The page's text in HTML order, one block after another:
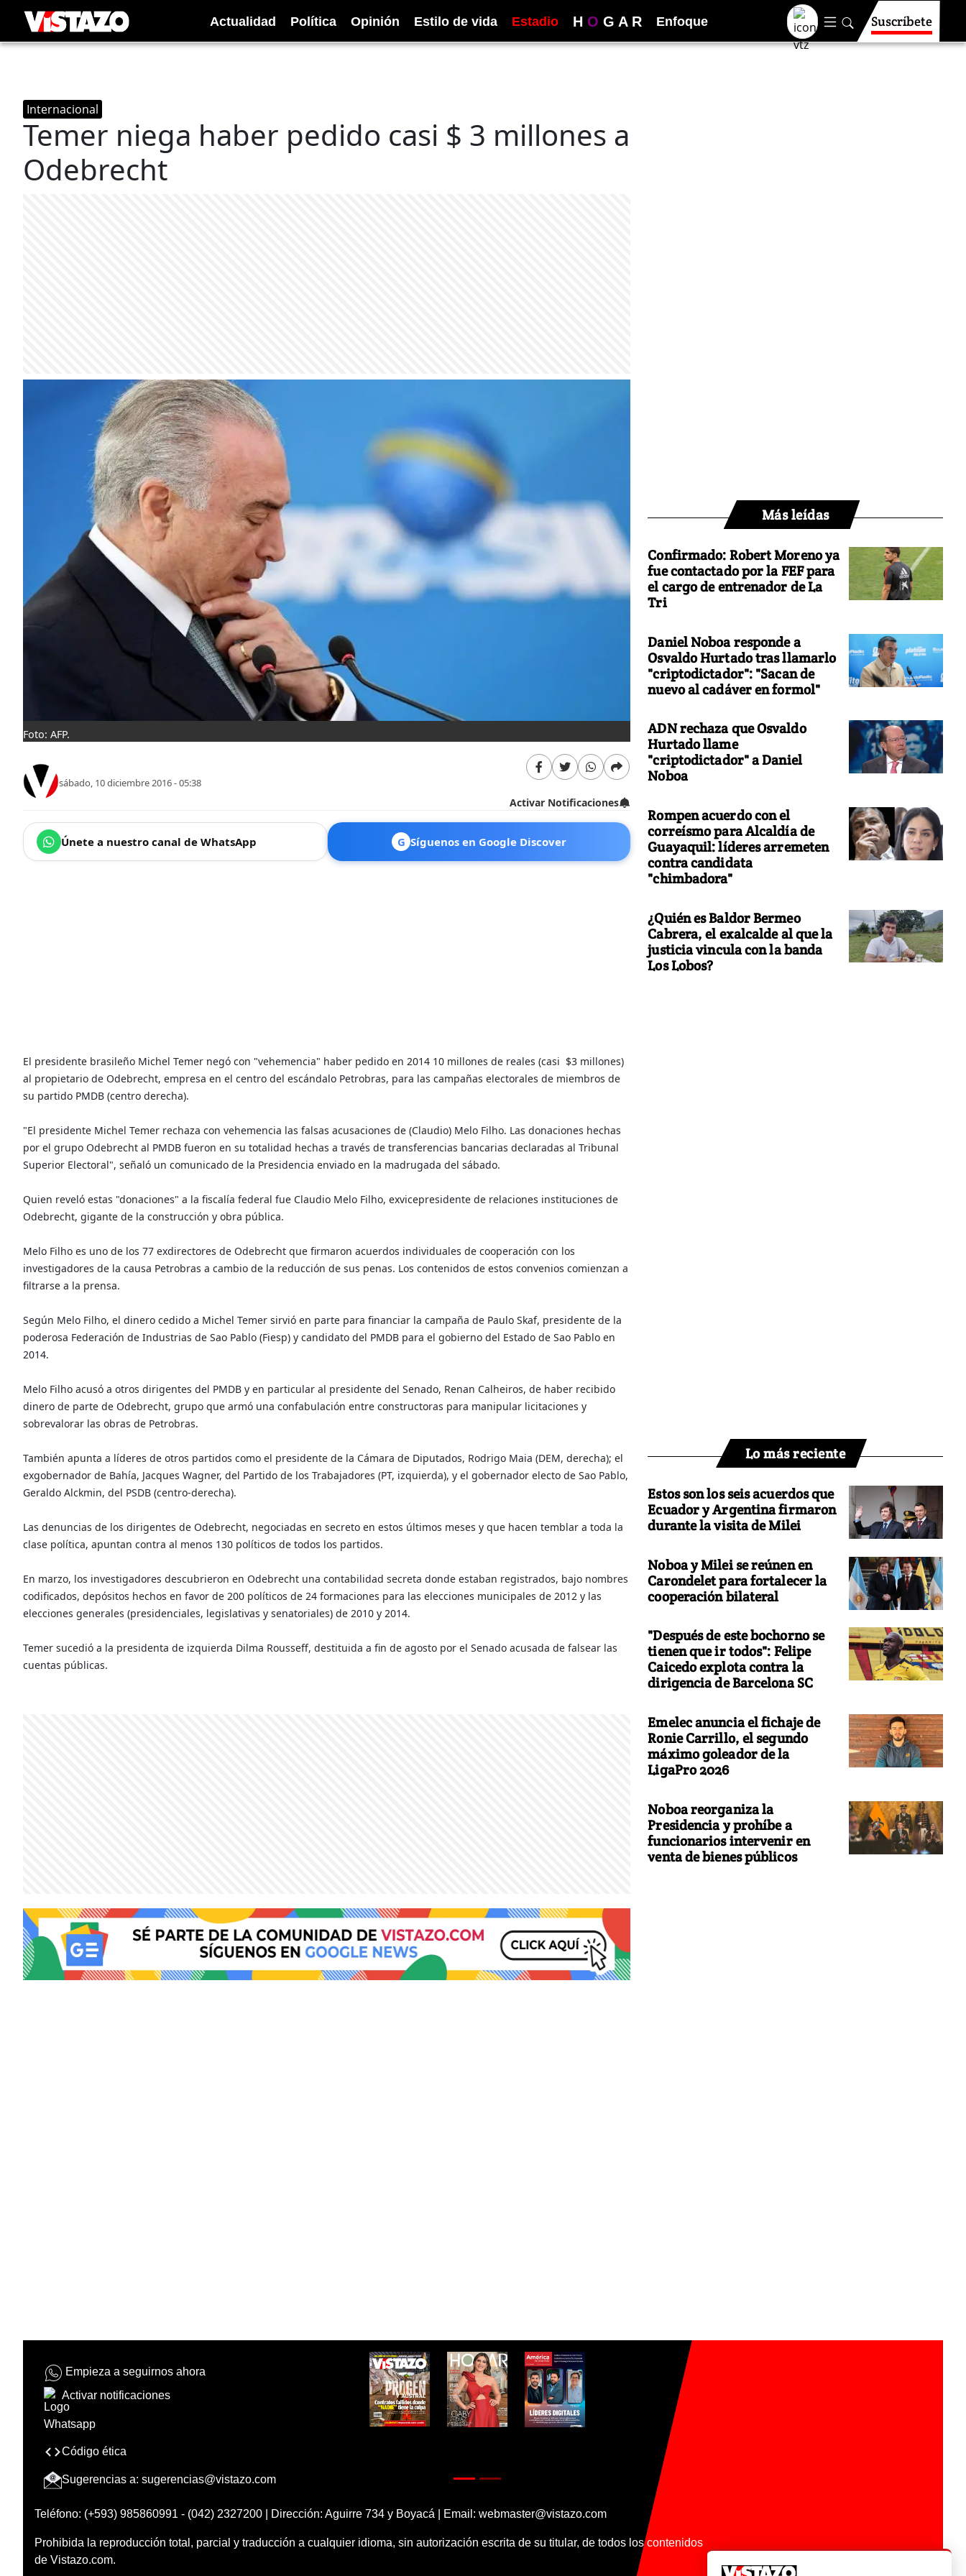
Actualidad Política Opinión Estilo de vida Estadio H O G A R Enfoque Suscríbete
Internacional
Temer niega haber pedido casi $ 3 millones a
Odebrecht
Foto: AFP.
sábado, 10 diciembre 2016 - 05:38
Activar Notificaciones
Únete a nuestro canal de WhatsApp G Síguenos en Google Discover
El presidente brasileño Michel Temer negó con "vehemencia" haber pedido en 2014 10 millones de reales (casi $3 millones)
al propietario de Odebrecht, empresa en el centro del escándalo Petrobras, para las campañas electorales de miembros de
su partido PMDB (centro derecha).
"El presidente Michel Temer rechaza con vehemencia las falsas acusaciones de (Claudio) Melo Filho. Las donaciones hechas
por el grupo Odebrecht al PMDB fueron en su totalidad hechas a través de transferencias bancarias declaradas al Tribunal
Superior Electoral", señaló un comunicado de la Presidencia enviado en la madrugada del sábado.
Quien reveló estas "donaciones" a la fiscalía federal fue Claudio Melo Filho, exvicepresidente de relaciones instituciones de
Odebrecht, gigante de la construcción y obra pública.
Melo Filho es uno de los 77 exdirectores de Odebrecht que firmaron acuerdos individuales de cooperación con los
investigadores de la causa Petrobras a cambio de la reducción de sus penas. Los contenidos de estos convenios comienzan a
filtrarse a la prensa.
Según Melo Filho, el dinero cedido a Michel Temer sirvió en parte para financiar la campaña de Paulo Skaf, presidente de la
poderosa Federación de Industrias de Sao Pablo (Fiesp) y candidato del PMDB para el gobierno del Estado de Sao Pablo en
2014.
Melo Filho acusó a otros dirigentes del PMDB y en particular al presidente del Senado, Renan Calheiros, de haber recibido
dinero de parte de Odebrecht, grupo que armó una confabulación entre constructoras para manipular licitaciones y
sobrevalorar las obras de Petrobras.
También apunta a líderes de otros partidos como el presidente de la Cámara de Diputados, Rodrigo Maia (DEM, derecha); el
exgobernador de Bahía, Jacques Wagner, del Partido de los Trabajadores (PT, izquierda), y el gobernador electo de Sao Pablo,
Geraldo Alckmin, del PSDB (centro-derecha).
Las denuncias de los dirigentes de Odebrecht, negociadas en secreto en estos últimos meses y que hacen temblar a toda la
clase política, apuntan contra al menos 130 políticos de todos los partidos.
En marzo, los investigadores descubrieron en Odebrecht una contabilidad secreta donde estaban registrados, bajo nombres
codificados, depósitos hechos en favor de 200 políticos de 24 formaciones para las elecciones municipales de 2012 y las
elecciones generales (presidenciales, legislativas y senatoriales) de 2010 y 2014.
Temer sucedió a la presidenta de izquierda Dilma Rousseff, destituida a fin de agosto por el Senado acusada de falsear las
cuentas públicas.
Más leídas
Confirmado: Robert Moreno ya
fue contactado por la FEF para
el cargo de entrenador de La
Tri
Daniel Noboa responde a
Osvaldo Hurtado tras llamarlo
"criptodictador": "Sacan de
nuevo al cadáver en formol"
ADN rechaza que Osvaldo
Hurtado llame
"criptodictador" a Daniel
Noboa
Rompen acuerdo con el
correísmo para Alcaldía de
Guayaquil: líderes arremeten
contra candidata
"chimbadora"
¿Quién es Baldor Bermeo
Cabrera, el exalcalde al que la
justicia vincula con la banda
Los Lobos?
Lo más reciente
Estos son los seis acuerdos que
Ecuador y Argentina firmaron
durante la visita de Milei
Noboa y Milei se reúnen en
Carondelet para fortalecer la
cooperación bilateral
"Después de este bochorno se
tienen que ir todos": Felipe
Caicedo explota contra la
dirigencia de Barcelona SC
Emelec anuncia el fichaje de
Ronie Carrillo, el segundo
máximo goleador de la
LigaPro 2026
Noboa reorganiza la
Presidencia y prohíbe a
funcionarios intervenir en
venta de bienes públicos
Empieza a seguirnos ahora
Activar notificaciones
Código ética
Sugerencias a: sugerencias@vistazo.com
Teléfono: (+593) 985860991 - (042) 2327200 | Dirección: Aguirre 734 y Boyacá | Email: webmaster@vistazo.com
Prohibida la reproducción total, parcial y traducción a cualquier idioma, sin autorización escrita de su titular, de todos los contenidos
de Vistazo.com.